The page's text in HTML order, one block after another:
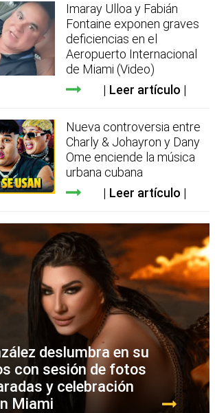
Imaray Ulloa y Fabián
Fontaine exponen graves
deficiencias en el
Aeropuerto Internacional
de Miami (Video)
Leer artículo
Nueva controversia entre
Charly & Johayron y Dany
Ome enciende la música
urbana cubana
Leer artículo
deslumbra en su
con sesión de fotos
y celebración
Miami